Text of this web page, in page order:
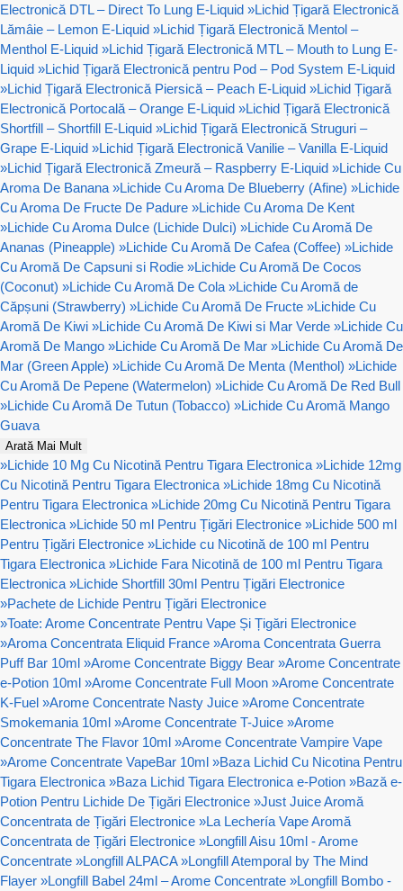
Electronică DTL – Direct To Lung E-Liquid »Lichid Țigară Electronică
Lămâie – Lemon E-Liquid »Lichid Țigară Electronică Mentol –
Menthol E-Liquid »Lichid Țigară Electronică MTL – Mouth to Lung E-
Liquid »Lichid Țigară Electronică pentru Pod – Pod System E-Liquid
»Lichid Țigară Electronică Piersică – Peach E-Liquid »Lichid Țigară
Electronică Portocală – Orange E-Liquid »Lichid Țigară Electronică
Shortfill – Shortfill E-Liquid »Lichid Țigară Electronică Struguri –
Grape E-Liquid »Lichid Țigară Electronică Vanilie – Vanilla E-Liquid
»Lichid Țigară Electronică Zmeură – Raspberry E-Liquid »Lichide Cu
Aroma De Banana »Lichide Cu Aroma De Blueberry (Afine) »Lichide
Cu Aroma De Fructe De Padure »Lichide Cu Aroma De Kent
»Lichide Cu Aroma Dulce (Lichide Dulci) »Lichide Cu Aromă De
Ananas (Pineapple) »Lichide Cu Aromă De Cafea (Coffee) »Lichide
Cu Aromă De Capsuni si Rodie »Lichide Cu Aromă De Cocos
(Coconut) »Lichide Cu Aromă De Cola »Lichide Cu Aromă de
Căpșuni (Strawberry) »Lichide Cu Aromă De Fructe »Lichide Cu
Aromă De Kiwi »Lichide Cu Aromă De Kiwi si Mar Verde »Lichide Cu
Aromă De Mango »Lichide Cu Aromă De Mar »Lichide Cu Aromă De
Mar (Green Apple) »Lichide Cu Aromă De Menta (Menthol) »Lichide
Cu Aromă De Pepene (Watermelon) »Lichide Cu Aromă De Red Bull
»Lichide Cu Aromă De Tutun (Tobacco) »Lichide Cu Aromă Mango
Guava
Arată Mai Mult
»Lichide 10 Mg Cu Nicotină Pentru Tigara Electronica »Lichide 12mg
Cu Nicotină Pentru Tigara Electronica »Lichide 18mg Cu Nicotină
Pentru Tigara Electronica »Lichide 20mg Cu Nicotină Pentru Tigara
Electronica »Lichide 50 ml Pentru Țigări Electronice »Lichide 500 ml
Pentru Țigări Electronice »Lichide cu Nicotină de 100 ml Pentru
Tigara Electronica »Lichide Fara Nicotină de 100 ml Pentru Tigara
Electronica »Lichide Shortfill 30ml Pentru Țigări Electronice
»Pachete de Lichide Pentru Țigări Electronice
»Toate: Arome Concentrate Pentru Vape Și Țigări Electronice
»Aroma Concentrata Eliquid France »Aroma Concentrata Guerra
Puff Bar 10ml »Arome Concentrate Biggy Bear »Arome Concentrate
e-Potion 10ml »Arome Concentrate Full Moon »Arome Concentrate
K-Fuel »Arome Concentrate Nasty Juice »Arome Concentrate
Smokemania 10ml »Arome Concentrate T-Juice »Arome
Concentrate The Flavor 10ml »Arome Concentrate Vampire Vape
»Arome Concentrate VapeBar 10ml »Baza Lichid Cu Nicotina Pentru
Tigara Electronica »Baza Lichid Tigara Electronica e-Potion »Bază e-
Potion Pentru Lichide De Țigări Electronice »Just Juice Aromă
Concentrata de Țigări Electronice »La Lechería Vape Aromă
Concentrata de Țigări Electronice »Longfill Aisu 10ml - Arome
Concentrate »Longfill ALPACA »Longfill Atemporal by The Mind
Flayer »Longfill Babel 24ml – Arome Concentrate »Longfill Bombo -